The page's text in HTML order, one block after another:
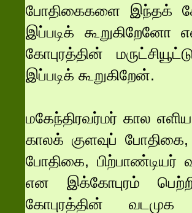
போதிகைகளை இந்தக்
இப்படிக் கூறுகிறேனோ
கோபுரத்தின்
இப்படிக் கூறுகிறேன்.
மகேந்திரவர்மர் கால
காலக் குளவுப் போதிகை,
போதிகை, பிற்பாண்டியர்
என இக்கோபுரம்
கோபுரத்தின்